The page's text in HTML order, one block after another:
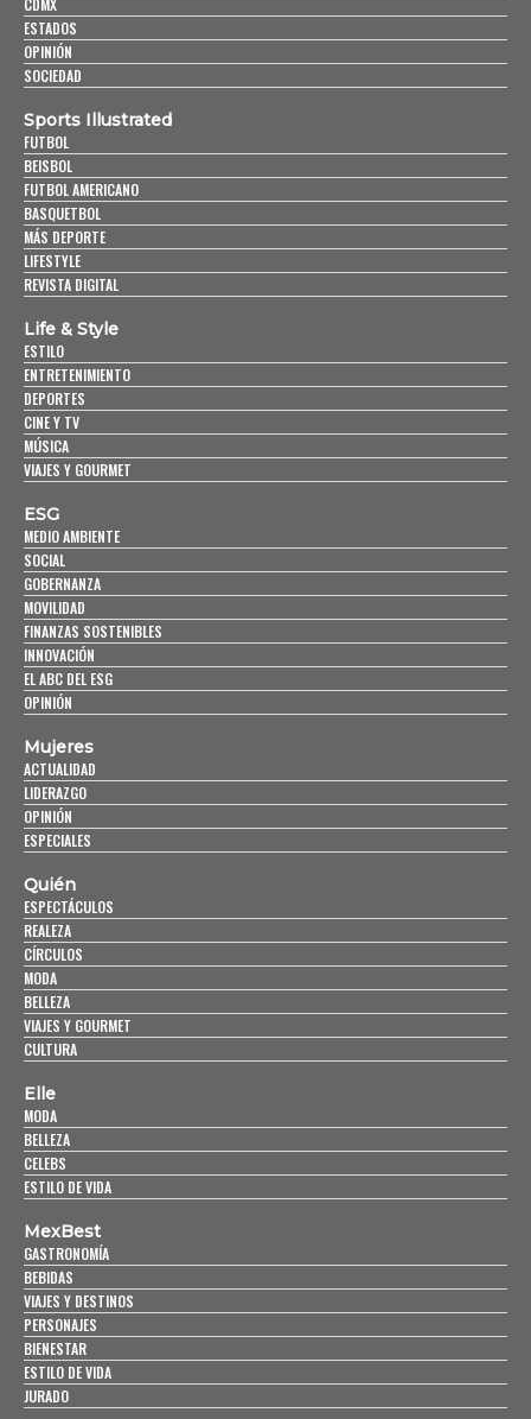
CDMX
ESTADOS
OPINIÓN
SOCIEDAD
Sports Illustrated
FUTBOL
BEISBOL
FUTBOL AMERICANO
BASQUETBOL
MÁS DEPORTE
LIFESTYLE
REVISTA DIGITAL
Life & Style
ESTILO
ENTRETENIMIENTO
DEPORTES
CINE Y TV
MÚSICA
VIAJES Y GOURMET
ESG
MEDIO AMBIENTE
SOCIAL
GOBERNANZA
MOVILIDAD
FINANZAS SOSTENIBLES
INNOVACIÓN
EL ABC DEL ESG
OPINIÓN
Mujeres
ACTUALIDAD
LIDERAZGO
OPINIÓN
ESPECIALES
Quién
ESPECTÁCULOS
REALEZA
CÍRCULOS
MODA
BELLEZA
VIAJES Y GOURMET
CULTURA
Elle
MODA
BELLEZA
CELEBS
ESTILO DE VIDA
MexBest
GASTRONOMÍA
BEBIDAS
VIAJES Y DESTINOS
PERSONAJES
BIENESTAR
ESTILO DE VIDA
JURADO